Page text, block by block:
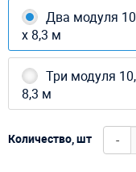
Два модуля
х 8,3 м
Три модуля
8,3 м
Количество, шт -